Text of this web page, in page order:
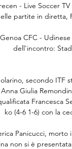
- Live Soccer
partite in diretta,
Genoa CFC -
dell'incontro:
secondo ITF
Giulia
Francesca
ko (4-6 1-6) con la
Panicucci,
non si è